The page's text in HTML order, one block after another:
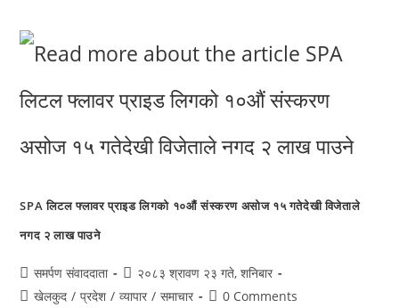
SPA लिटल फ्लावर प्राइड लिगको १०औं संस्करण असोज १५ गतेदेखी विजेताले
नगद २ लाख पाउने
समर्पण संवाददाता
२०८३ श्रावण २३ गते, शनिबार
खेलकुद / प्रदेश / व्यापार / समाचार 0 Comments